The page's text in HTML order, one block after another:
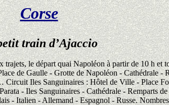
Corse
train d’Ajaccio
le départ quai Napoléon à partir de 10 h et
de Gaulle - Grotte de Napoléon - Cathédrale -
Iles Sanguinaires : Hôtel de Ville - Place
- Iles Sanguinaires - Cathédrale - Remparts
- Italien - Allemand - Espagnol - Russe.